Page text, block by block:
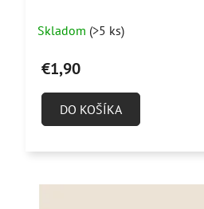
Skladom (>5 ks)
€1,90
DO KOŠÍKA